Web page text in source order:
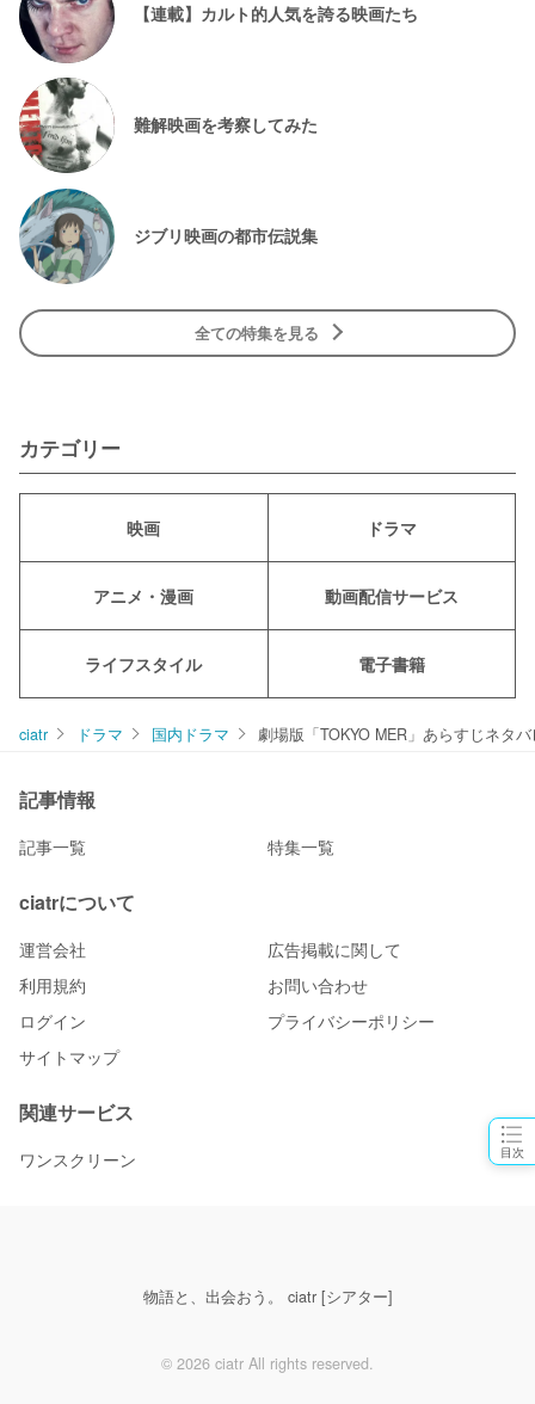
目次
【連載】カルト的人気を誇る映画たち
難解映画を考察してみた
ジブリ映画の都市伝説集
全ての特集を見る
カテゴリー
映画 ドラマ
アニメ・漫画 動画配信サービス
ライフスタイル 電子書籍
ciatr ドラマ 国内ドラマ 劇場版「TOKYO MER」あらすじネタ
記事情報
記事一覧 特集一覧
ciatrについて
運営会社
広告掲載に関して
利用規約
お問い合わせ
ログイン
プライバシーポリシー
サイトマップ
関連サービス
ワンスクリーン
物語と、出会おう。 ciatr [シアター]
© 2026 ciatr All rights reserved.